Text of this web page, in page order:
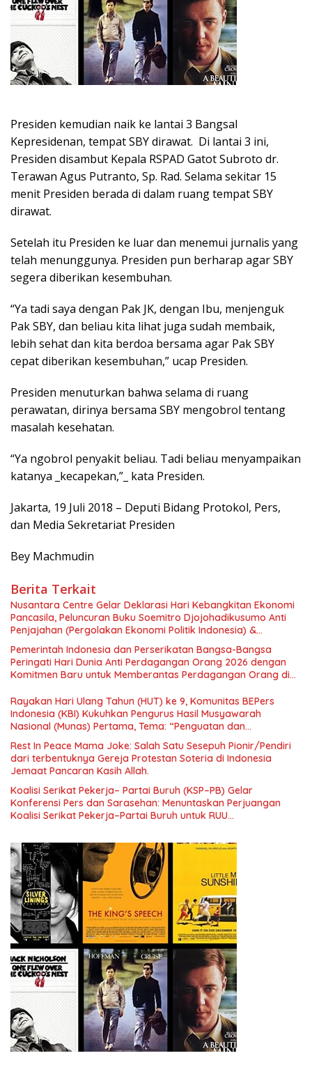
Presiden kemudian naik ke lantai 3 Bangsal
Kepresidenan, tempat SBY dirawat. Di lantai 3 ini,
Presiden disambut Kepala RSPAD Gatot Subroto dr.
Terawan Agus Putranto, Sp. Rad. Selama sekitar 15
menit Presiden berada di dalam ruang tempat SBY
dirawat.
Setelah itu Presiden ke luar dan menemui jurnalis yang
telah menunggunya. Presiden pun berharap agar SBY
segera diberikan kesembuhan.
“Ya tadi saya dengan Pak JK, dengan Ibu, menjenguk
Pak SBY, dan beliau kita lihat juga sudah membaik,
lebih sehat dan kita berdoa bersama agar Pak SBY
cepat diberikan kesembuhan,” ucap Presiden.
Presiden menuturkan bahwa selama di ruang
perawatan, dirinya bersama SBY mengobrol tentang
masalah kesehatan.
“Ya ngobrol penyakit beliau. Tadi beliau menyampaikan
katanya _kecapekan,”_ kata Presiden.
Jakarta, 19 Juli 2018 – Deputi Bidang Protokol, Pers,
dan Media Sekretariat Presiden
Bey Machmudin
Berita Terkait
Nusantara Centre Gelar Deklarasi Hari Kebangkitan Ekonomi
Pancasila, Peluncuran Buku Soemitro Djojohadikusumo Anti
Penjajahan (Pergolakan Ekonomi Politik Indonesia) &
Simposium Nasional “Urgensi Undang-Undang Perekonomian
Nasional dan Kesejahteraan Sosial dalam Menata Bangsa
Menuju Indonesia Emas 2045”,
Pemerintah Indonesia dan Perserikatan Bangsa-Bangsa
Peringati Hari Dunia Anti Perdagangan Orang 2026 dengan
Komitmen Baru untuk Memberantas Perdagangan Orang di
Rayakan Hari Ulang Tahun (HUT) ke 9, Komunitas BEPers
Indonesia (KBI) Kukuhkan Pengurus Hasil Musyawarah
Nasional (Munas) Pertama, Tema: “Penguatan dan
Pengembangan Organisasi KBI yang Berbasis Riset di seluruh
Indonesia dan Mancanegara”.
Rest In Peace Mama Joke: Salah Satu Sesepuh Pionir/Pendiri
dari terbentuknya Gereja Protestan Soteria di Indonesia
Jemaat Pancaran Kasih Allah.
Koalisi Serikat Pekerja– Partai Buruh (KSP–PB) Gelar
Konferensi Pers dan Sarasehan: Menuntaskan Perjuangan
Koalisi Serikat Pekerja–Partai Buruh untuk RUU